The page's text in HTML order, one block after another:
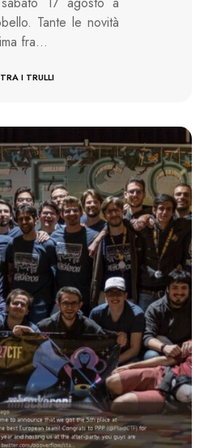
Tante le novità
fra…
I TRULLI